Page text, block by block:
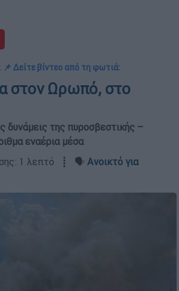
📌 Δείτε βίντεο από τη φωτιά:
στον Ωρωπό, στο
δυνάμεις της πυροσβεστικής –
εναέρια μέσα
1 λεπτό ┋ 🗣️ Ανοικτό για